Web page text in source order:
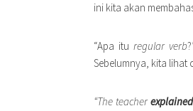
ini kita akan
“Apa itu regular verb
Sebelumnya, kita lihat
“The teacherexplained